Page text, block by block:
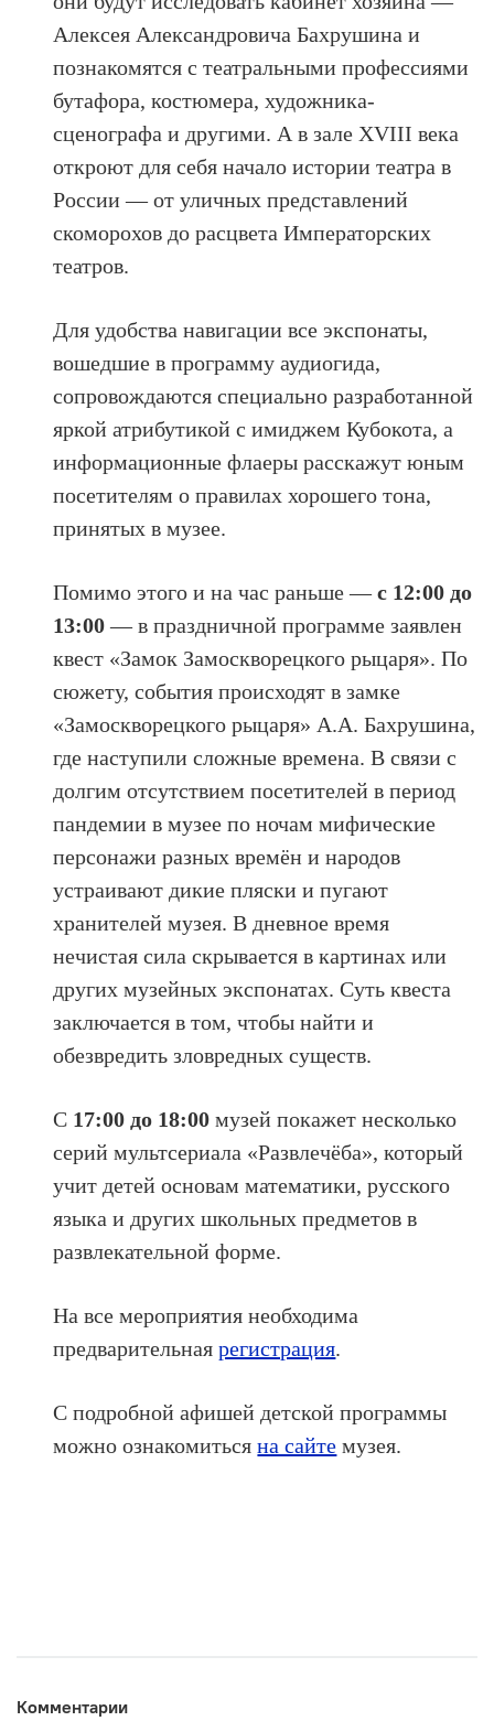
Алексея Александровича Бахрушина и
познакомятся с театральными профессиями
бутафора, костюмера, художника-
сценографа и другими. А в зале XVIII века
откроют для себя начало истории театра в
России — от уличных представлений
скоморохов до расцвета Императорских
театров.
Для удобства навигации все экспонаты,
вошедшие в программу аудиогида,
сопровождаются специально разработанной
яркой атрибутикой с имиджем Кубокота, а
информационные флаеры расскажут юным
посетителям о правилах хорошего тона,
принятых в музее.
Помимо этого и на час раньше —с 12:00 до
13:00— в праздничной программе заявлен
квест «Замок Замоскворецкого рыцаря». По
сюжету, события происходят в замке
«Замоскворецкого рыцаря» А.А. Бахрушина,
где наступили сложные времена. В связи с
долгим отсутствием посетителей в период
пандемии в музее по ночам мифические
персонажи разных времён и народов
устраивают дикие пляски и пугают
хранителей музея. В дневное время
нечистая сила скрывается в картинах или
других музейных экспонатах. Суть квеста
заключается в том, чтобы найти и
обезвредить зловредных существ.
С 17:00 до 18:00 музей покажет несколько
серий мультсериала «Развлечёба», который
учит детей основам математики, русского
языка и других школьных предметов в
развлекательной форме.
На все мероприятия необходима
предварительнаярегистрация.
С подробной афишей детской программы
можно ознакомитьсяна сайте музея.
Комментарии